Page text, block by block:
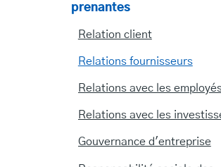
Stakeholder
Engagement
prenantes
Relation client
Relations fournisseurs
Relations avec les
Relations avec les
Gouvernance d'entreprise